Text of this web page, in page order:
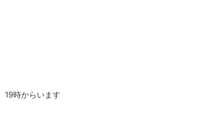
19時からいます